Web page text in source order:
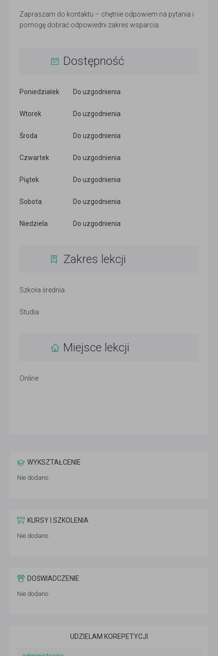
Zapraszam do kontaktu – chętnie odpowiem na pytania i
pomogę dobrać odpowiedni zakres wsparcia.
Dostępność
Poniedziałek Do uzgodnienia
Wtorek Do uzgodnienia
Środa Do uzgodnienia
Czwartek Do uzgodnienia
Piątek Do uzgodnienia
Sobota Do uzgodnienia
Niedziela Do uzgodnienia
Zakres lekcji
Szkoła średnia
Studia
Miejsce lekcji
Online
WYKSZTAŁCENIE
Nie dodano
KURSY I SZKOLENIA
Nie dodano
DOŚWIADCZENIE
Nie dodano
UDZIELAM KOREPETYCJI